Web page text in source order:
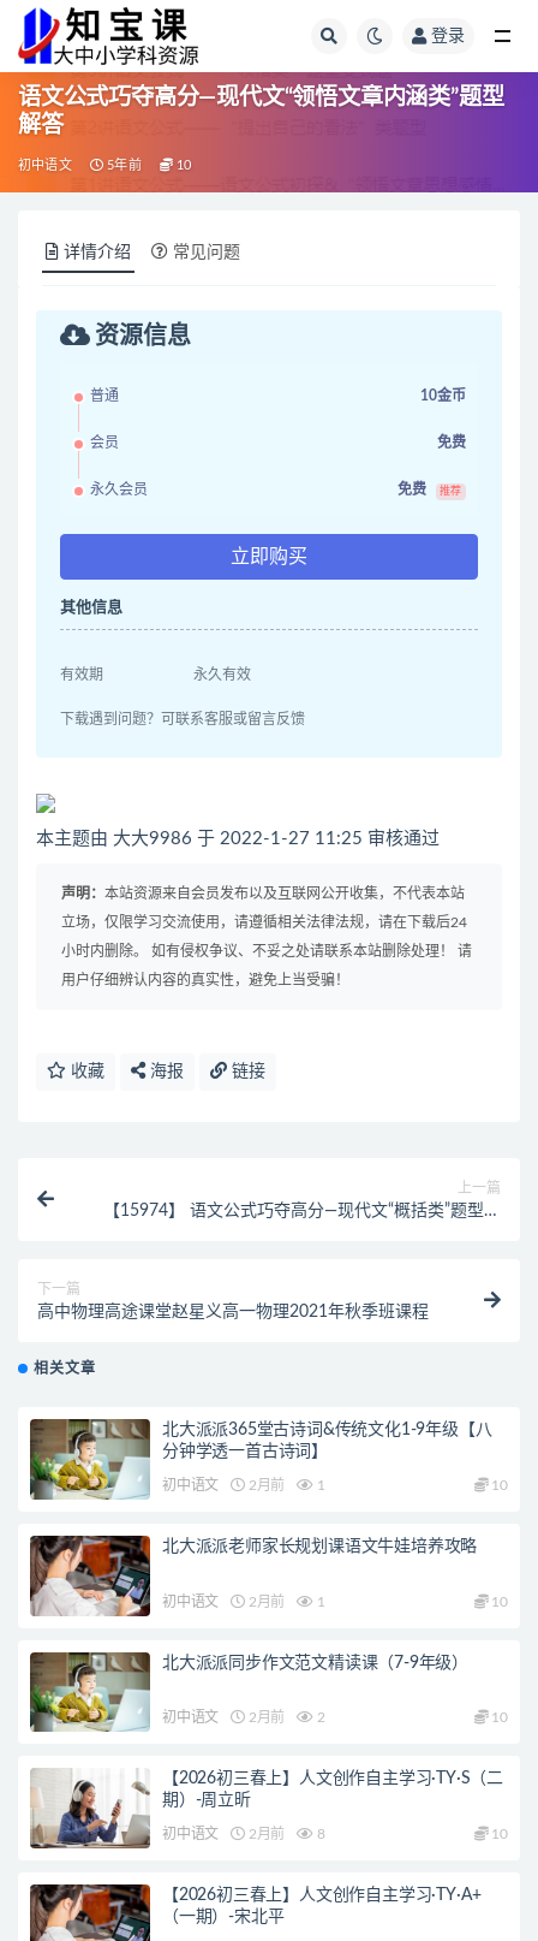
登录
语文公式巧夺高分—现代文“领悟文章内涵类”题型
解答
初中语文 5年前 10
详情介绍 常见问题
资源信息
普通 10金币
会员 免费
永久会员 免费 推荐
立即购买
其他信息
有效期 永久有效
下载遇到问题？可联系客服或留言反馈
本主题由 大大9986 于 2022-1-27 11:25 审核通过
声明： 本站资源来自会员发布以及互联网公开收集，不代表本站
立场，仅限学习交流使用，请遵循相关法律法规，请在下载后24
小时内删除。 如有侵权争议、不妥之处请联系本站删除处理！ 请
用户仔细辨认内容的真实性，避免上当受骗！
收藏 海报 链接
上一篇
【15974】 语文公式巧夺高分—现代文“概括类”题型解
下一篇
高中物理高途课堂赵星义高一物理2021年秋季班课程
相关文章
北大派派365堂古诗词&传统文化1-9年级【八
分钟学透一首古诗词】
初中语文 2月前 1 10
北大派派老师家长规划课语文牛娃培养攻略
初中语文 2月前 1 10
北大派派同步作文范文精读课（7-9年级）
初中语文 2月前 2 10
【2026初三春上】人文创作自主学习·TY·S（二
期）-周立昕
初中语文 2月前 8 10
【2026初三春上】人文创作自主学习·TY·A+
（一期）-宋北平
全部